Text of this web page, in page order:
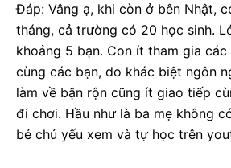
Đáp: Vâng ạ, khi còn ở bên Nhật,
tháng, cả trường có 20 học sinh.
khoảng 5 bạn. Con ít tham gia
cùng các bạn, do khác biệt ngôn
làm về bận rộn cũng ít giao tiếp
đi chơi. Hầu như là ba mẹ không
bé chủ yếu xem và tự học trên